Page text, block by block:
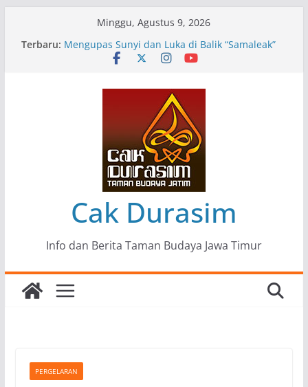
Minggu, Agustus 9, 2026
Terbaru: Pameran Lukisan Komunitas Patria Seni Rupa
Kota Blitar : Ketika “Bergerak” Menjadi Mantra
Mengupas Sunyi dan Luka di Balik “Samaleak”
Menjaga Marwah Seni dan Budaya: Catatan
Kunjungan Kerja Ir. Bambang Haryo Soekartono
(BHS) Anggota DPR RI ke Taman Budaya Jawa
Pameran Tunggal 35 Karya Agus Koecink
“Tumbang Tambang”, Ungkapan Kritis Tentang
Derita Pekerja Pertambangan
Cak Durasim
Info dan Berita Taman Budaya Jawa Timur
PERGELARAN